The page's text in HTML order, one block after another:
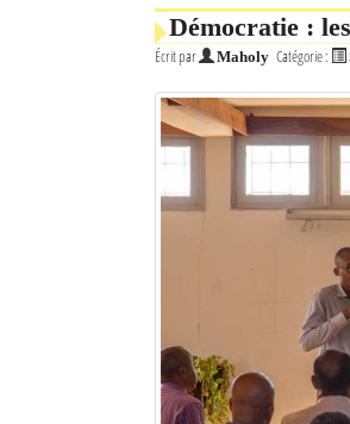
Connexion
Identifiant oublié ?
Démocratie :
Écrit par Maholy Catégorie :